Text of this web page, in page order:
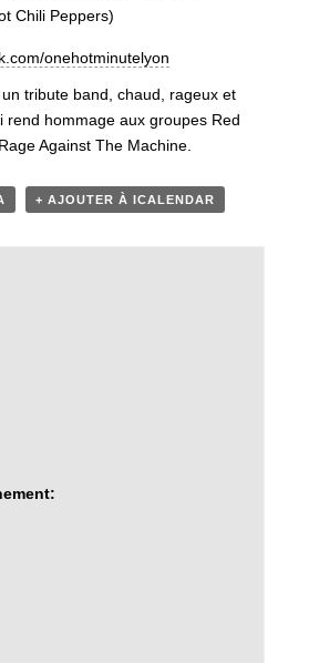
Chili Peppers)
onehotminutelyon
tribute band, chaud, rageux et
rend hommage aux groupes Red
Against The Machine.
+ AJOUTER À ICALENDAR